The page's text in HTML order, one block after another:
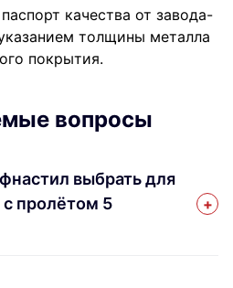
качества от завода-
толщины металла
покрытия.
вопросы
выбрать для
пролётом 5